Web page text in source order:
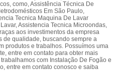
como, Assistência Técnica De
Em São Paulo,
Tecnica Maquina De Lavar
Assistencia Tecnica Microondas,
aos investimentos da empresa
de qualidade, buscando sempre a
produtos e trabalhos. Possuímos uma
entre em contato para obter mais
com Instalação De Fogão e
entre em contato conosco e saiba